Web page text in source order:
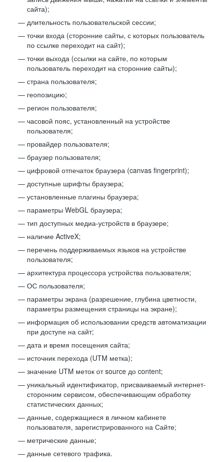
сайта);
длительность пользовательской сессии;
точки входа (сторонние сайты, с которых пользователь
по ссылке переходит на сайт);
точки выхода (ссылки на сайте, по которым
пользователь переходит на сторонние сайты);
страна пользователя;
геопозицию;
регион пользователя;
часовой пояс, установленный на устройстве
пользователя;
провайдер пользователя;
браузер пользователя;
цифровой отпечаток браузера (canvas fingerprint);
доступные шрифты браузера;
установленные плагины браузера;
параметры WebGL браузера;
тип доступных медиа-устройств в браузере;
наличие ActiveX;
перечень поддерживаемых языков на устройстве
пользователя;
архитектура процессора устройства пользователя;
ОС пользователя;
параметры экрана (разрешение, глубина цветности,
параметры размещения страницы на экране);
информация об использовании средств автоматизации
при доступе на сайт;
дата и время посещения сайта;
источник перехода (UTM метка);
значение UTM меток от source до content;
уникальный идентификатор, присваиваемый интернет-
сторонним сервисом, обеспечивающим обработку
статистических данных;
данные, содержащиеся в личном кабинете
пользователя, зарегистрированного на Сайте;
метрические данные;
данные сетевого трафика.